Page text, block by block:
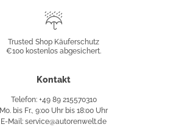
Käuferschutz
Trusted Shop Käuferschutz
€100 kostenlos abgesichert.
Kontakt
Telefon: +49 89 215570310
Mo. bis Fr., 9:00 Uhr bis 18:00 Uhr
E-Mail: service@autorenwelt.de